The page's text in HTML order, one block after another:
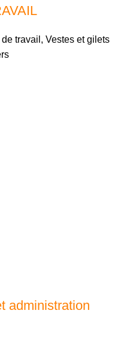
travail , Vestes et gilets
administration